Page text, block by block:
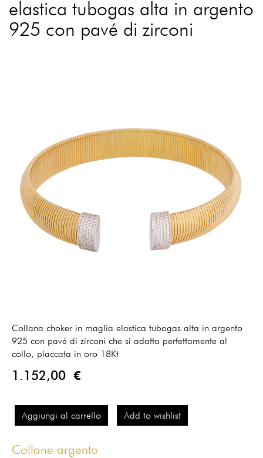
elastica tubogas alta in argento
925 con pavé di zirconi
Collana choker in maglia elastica tubogas alta in argento
925 con pavé di zirconi che si adatta perfettamente al
collo, placcata in oro 18Kt
1.152,00 €
Aggiungi al carrello Add to wishlist
Collane argento